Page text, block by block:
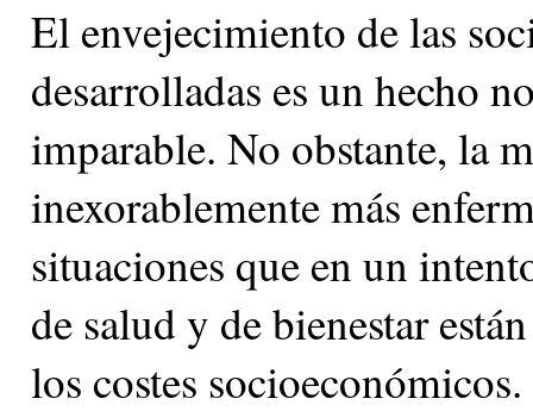
El envejecimiento de las
desarrolladas es un hecho
imparable. No obstante, la
inexorablemente más
situaciones que en un
de salud y de bienestar
los costes socioeconómicos.